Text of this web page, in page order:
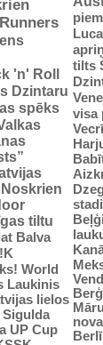
'n' Roll
Dzintaru
spēks
Noskrien
tiltu
Balva
World
Laukinis
lielos
Sigulda
UP Cup
tilts
visa